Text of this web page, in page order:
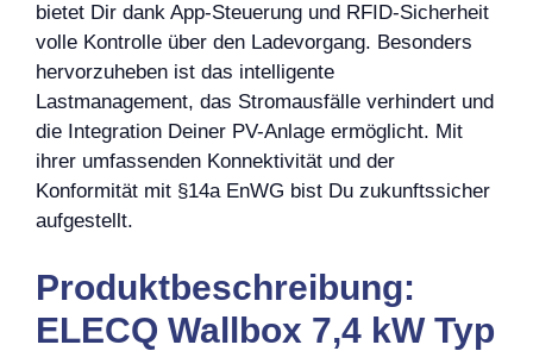
bietet Dir dank App-Steuerung und RFID-Sicherheit
volle Kontrolle über den Ladevorgang. Besonders
hervorzuheben ist das intelligente
Lastmanagement, das Stromausfälle verhindert und
die Integration Deiner PV-Anlage ermöglicht. Mit
ihrer umfassenden Konnektivität und der
Konformität mit §14a EnWG bist Du zukunftssicher
aufgestellt.
Produktbeschreibung:
ELECQ Wallbox 7,4 kW Typ